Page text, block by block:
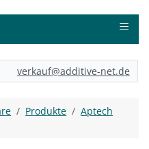
≡
verkauf@additive-net.de
Produkte
Aptech